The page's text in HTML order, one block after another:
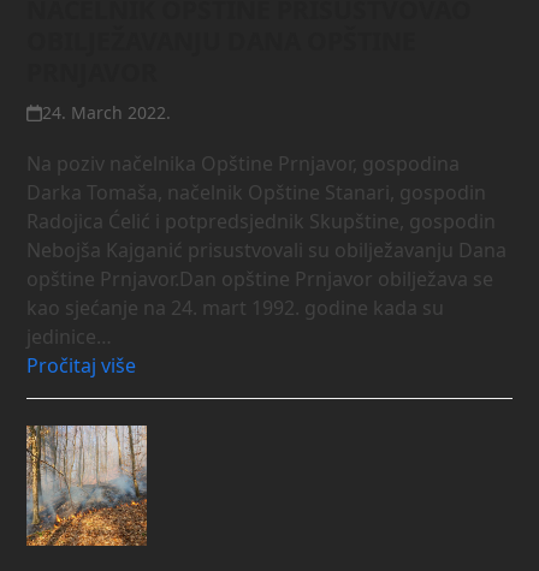
24. March 2022.
Na poziv načelnika Opštine Prnjavor, gospodina
Darka Tomaša, načelnik Opštine Stanari, gospodin
Radojica Ćelić i potpredsjednik Skupštine, gospodin
Nebojša Kajganić prisustvovali su obilježavanju Dana
opštine Prnjavor.Dan opštine Prnjavor obilježava se
kao sjećanje na 24. mart 1992. godine kada su
jedinice…
Pročitaj više